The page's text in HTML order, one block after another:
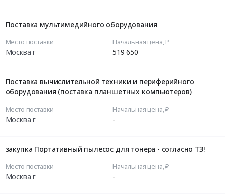
Поставка мультимедийного оборудования
Место поставки
Москва г
Начальная цена, ₽
519 650
Поставка вычислительной техники и периферийного
оборудования (поставка планшетных компьютеров)
Место поставки
Москва г
Начальная цена, ₽
-
закупка Портативный пылесос для тонера - согласно ТЗ!
Место поставки
Москва г
Начальная цена, ₽
-